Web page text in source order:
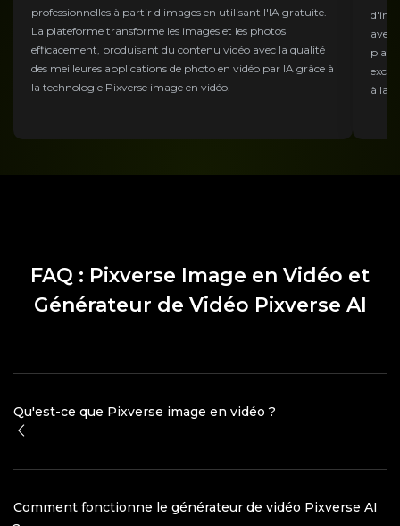
professionnelles à partir d'images en utilisant l'IA gratuite.
La plateforme transforme les images et les photos
efficacement, produisant du contenu vidéo avec la qualité
des meilleures applications de photo en vidéo par IA grâce à
la technologie Pixverse image en vidéo.
avec
à la
FAQ : Pixverse Image en Vidéo et
Générateur de Vidéo Pixverse AI
Qu'est-ce que Pixverse image en vidéo ?
Comment fonctionne le générateur de vidéo Pixverse AI